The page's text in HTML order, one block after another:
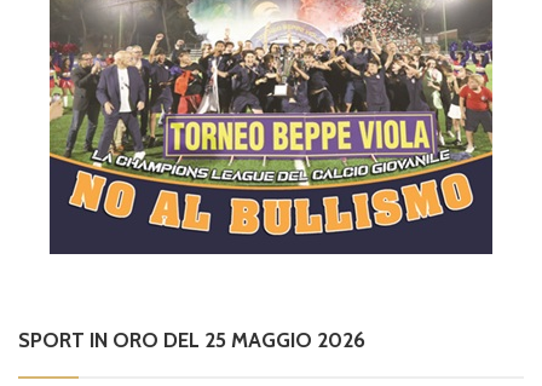
SPORT IN ORO DEL 25 MAGGIO 2026